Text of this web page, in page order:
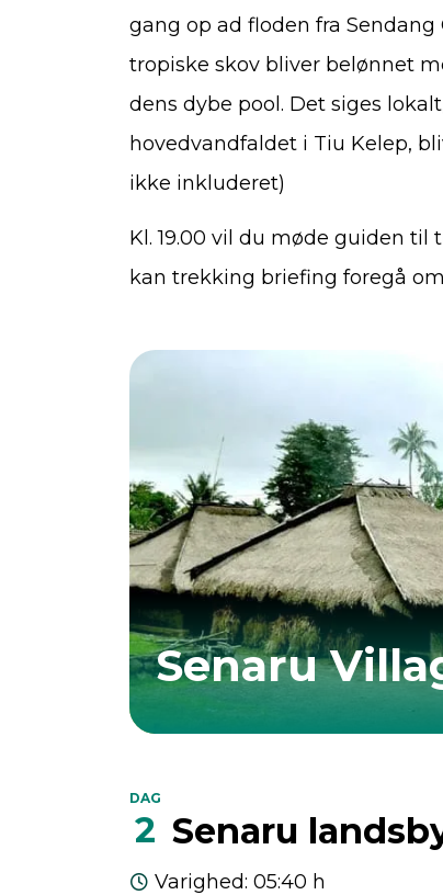
gang op ad floden fra
tropiske skov bliver belønnet
dens dybe pool. Det siges
hovedvandfaldet i Tiu Kelep,
ikke inkluderet)
Kl. 19.00 vil du møde guiden
kan trekking briefing foregå
Senaru
DAG
2 Senaru
Varighed: 05:40 h